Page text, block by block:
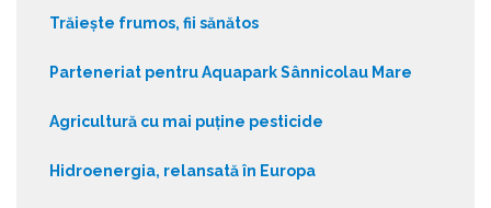
Trăiește frumos, fii sănătos
Parteneriat pentru Aquapark Sânnicolau Mare
Agricultură cu mai puține pesticide
Hidroenergia, relansată în Europa